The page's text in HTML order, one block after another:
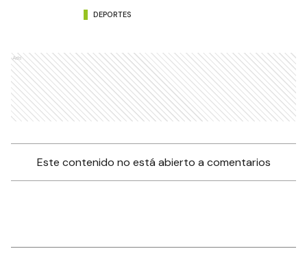
DEPORTES
Ads
Este contenido no está abierto a comentarios